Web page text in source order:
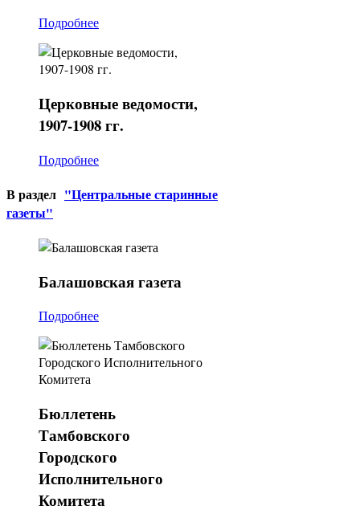
Подробнее
Церковныеведомости,
1907-1908 гг.
Подробнее
В раздел "Центральные старинные
газеты"
Балашовскаягазета
Подробнее
Бюллетень
Тамбовского
Городского
Исполнительного
Комитета